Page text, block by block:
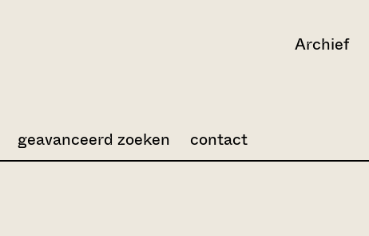
Archief
geavanceerd zoeken contact